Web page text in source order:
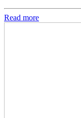
Read more